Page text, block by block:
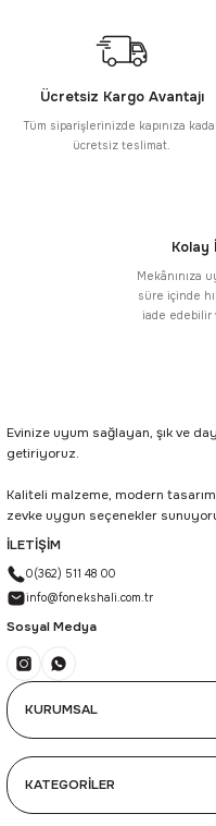
Ücretsiz Kargo Avantajı
Tüm siparişlerinizde kapınıza
ücretsiz teslimat.
Kolay
Mekânınıza
süre içinde
iade edebilir
Evinize uyum sağlayan, şık ve
getiriyoruz.
Kaliteli malzeme, modern
zevke uygun seçenekler
İLETİŞİM
0(362) 511 48 00
info@fonekshali.com.tr
Sosyal Medya
KURUMSAL
KATEGORİLER